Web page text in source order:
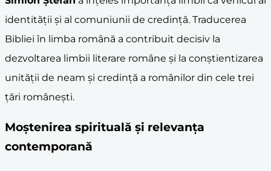
identității și al comuniunii de credință. Traducerea
Bibliei în limba română a contribuit decisiv la
dezvoltarea limbii literare române și la conștientizarea
unității de neam și credință a românilor din cele trei
țări românești.
Moștenirea spirituală și relevanța
contemporană